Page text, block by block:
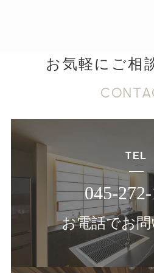
お気軽にご相
TEL
045-
お電話でお